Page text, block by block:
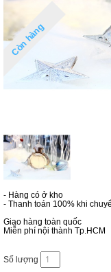
Còn hàng
- Hàng có ở kho
- Thanh toán 100% khi
Giao hàng toàn quốc
Miễn phí nội thành Tp.HCM
Số lượng